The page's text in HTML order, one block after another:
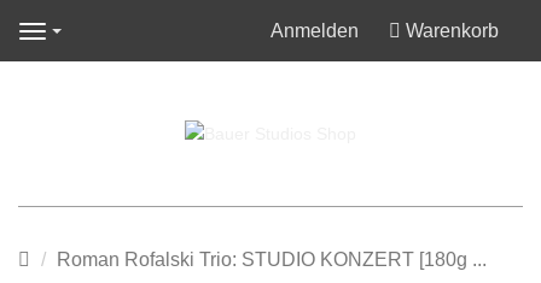
Navigation Anmelden Warenkorb
Startseite
Roman Rofalski Trio: STUDIO KONZERT [180g ...